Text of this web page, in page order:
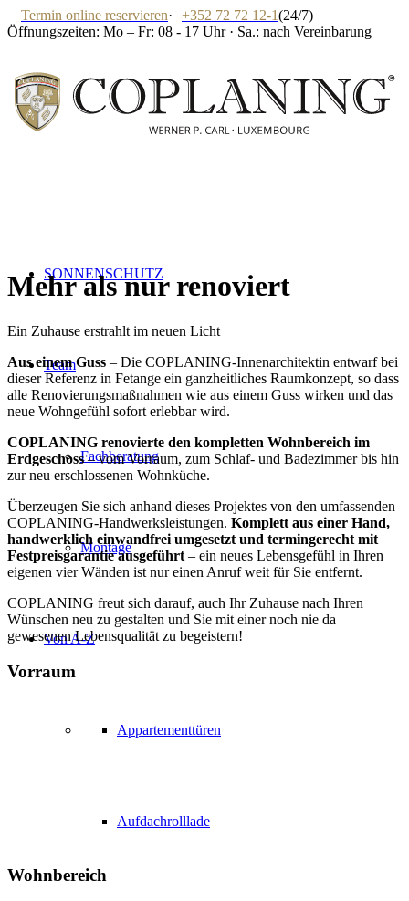
Termin online reservieren· +352 72 72 12-1(24/7)
Öffnungszeiten: Mo – Fr: 08 - 17 Uhr · Sa.: nach Vereinbarung
SONNENSCHUTZ
Team
Fachberatung
Montage
Von A-Z
Appartementtüren
Aufdachrolllade
Mehr als nur renoviert
Ein Zuhause erstrahlt im neuen Licht
Aus einem Guss – Die COPLANING-Innenarchitektin entwarf bei
dieser Referenz in Fetange ein ganzheitliches Raumkonzept, so dass
alle Renovierungsmaßnahmen wie aus einem Guss wirken und das
neue Wohngefühl sofort erlebbar wird.
COPLANING renovierte den kompletten Wohnbereich im
Erdgeschoss– vom Vorraum, zum Schlaf- und Badezimmer bis hin
zur neu erschlossenen Wohnküche.
Überzeugen Sie sich anhand dieses Projektes von den umfassenden
COPLANING-Handwerksleistungen. Komplett aus einer Hand,
handwerklich einwandfrei umgesetzt und termingerecht mit
Festpreisgarantie ausgeführt – ein neues Lebensgefühl in Ihren
eigenen vier Wänden ist nur einen Anruf weit für Sie entfernt.
COPLANING freut sich darauf, auch Ihr Zuhause nach Ihren
Wünschen neu zu gestalten und Sie mit einer noch nie da
gewesenen Lebensqualität zu begeistern!
Vorraum
Wohnbereich